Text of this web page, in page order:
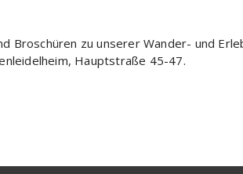
Broschüren zu unserer Wander- und
Hauptstraße 45-47.